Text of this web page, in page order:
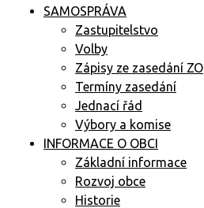
SAMOSPRÁVA
Zastupitelstvo
Volby
Zápisy ze zasedání ZO
Termíny zasedání
Jednací řád
Výbory a komise
INFORMACE O OBCI
Základní informace
Rozvoj obce
Historie